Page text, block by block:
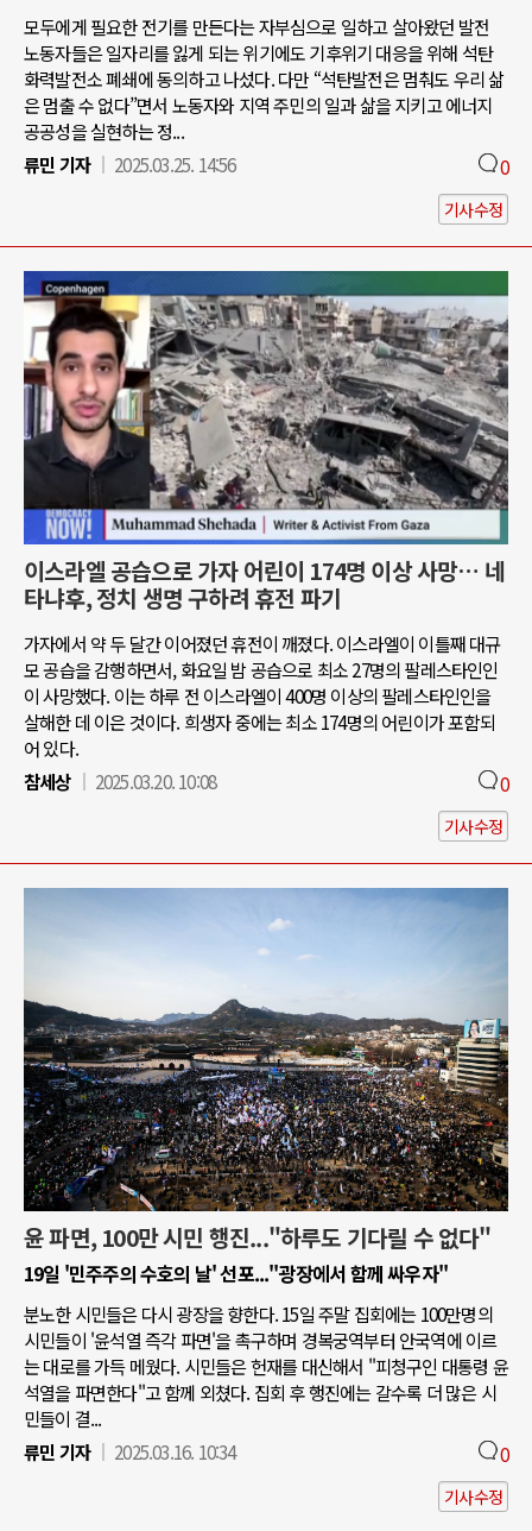
모두에게 필요한 전기를 만든다는 자부심으로 일하고 살아왔던 발전
노동자들은 일자리를 잃게 되는 위기에도 기후위기 대응을 위해 석탄
화력발전소 폐쇄에 동의하고 나섰다. 다만 “석탄발전은 멈춰도 우리 삶
은 멈출 수 없다”면서 노동자와 지역 주민의 일과 삶을 지키고 에너지
공공성을 실현하는 정...
류민 기자
2025.03.25. 14:56 0
기사수정
이스라엘 공습으로 가자 어린이 174명 이상 사망… 네
타냐후, 정치 생명 구하려 휴전 파기
가자에서 약 두 달간 이어졌던 휴전이 깨졌다. 이스라엘이 이틀째 대규
모 공습을 감행하면서, 화요일 밤 공습으로 최소 27명의 팔레스타인인
이 사망했다. 이는 하루 전 이스라엘이 400명 이상의 팔레스타인인을
살해한 데 이은 것이다. 희생자 중에는 최소 174명의 어린이가 포함되
어 있다.
참세상
2025.03.20. 10:08 0
기사수정
윤 파면, 100만 시민 행진..."하루도 기다릴 수 없다"
19일 '민주주의 수호의 날' 선포..."광장에서 함께 싸우자"
분노한 시민들은 다시 광장을 향한다. 15일 주말 집회에는 100만명의
시민들이 '윤석열 즉각 파면'을 촉구하며 경복궁역부터 안국역에 이르
는 대로를 가득 메웠다. 시민들은 헌재를 대신해서 "피청구인 대통령 윤
석열을 파면한다"고 함께 외쳤다. 집회 후 행진에는 갈수록 더 많은 시
민들이 결...
류민 기자
2025.03.16. 10:34 0
기사수정